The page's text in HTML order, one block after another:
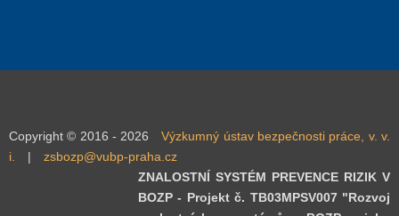
Copyright © 2016 - 2026
Výzkumný ústav bezpečnosti práce, v. v.
i.
|
zsbozp@vubp-praha.cz
ZNALOSTNÍ SYSTÉM PREVENCE RIZIK V
BOZP - Projekt č. TB03MPSV007 "Rozvoj